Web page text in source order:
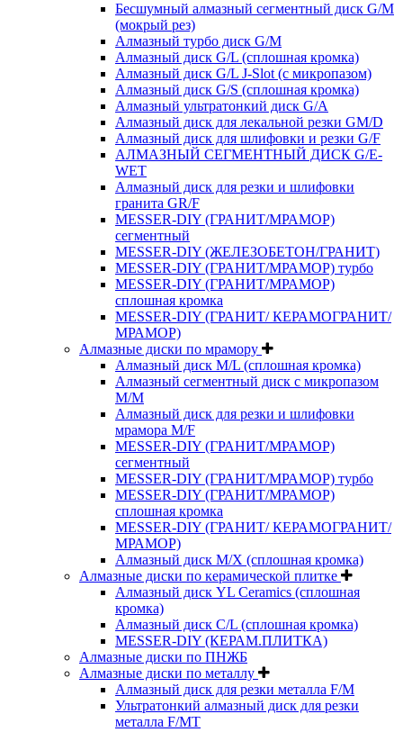
Бесшумный алмазный сегментный диск G/M
(мокрый рез)
Алмазный турбо диск G/M
Алмазный диск G/L (сплошная кромка)
Алмазный диск G/L J-Slot (с микропазом)
Алмазный диск G/S (сплошная кромка)
Алмазный ультратонкий диск G/A
Алмазный диск для лекальной резки GM/D
Алмазный диск для шлифовки и резки G/F
АЛМАЗНЫЙ СЕГМЕНТНЫЙ ДИСК G/E-
WET
Алмазный диск для резки и шлифовки
гранита GR/F
MESSER-DIY (ГРАНИТ/МРАМОР)
сегментный
MESSER-DIY (ЖЕЛЕЗОБЕТОН/ГРАНИТ)
MESSER-DIY (ГРАНИТ/МРАМОР) турбо
MESSER-DIY (ГРАНИТ/МРАМОР)
сплошная кромка
MESSER-DIY (ГРАНИТ/ КЕРАМОГРАНИТ/
МРАМОР)
Алмазные диски по мрамору
Алмазный диск M/L (сплошная кромка)
Алмазный сегментный диск с микропазом
M/M
Алмазный диск для резки и шлифовки
мрамора M/F
MESSER-DIY (ГРАНИТ/МРАМОР)
сегментный
MESSER-DIY (ГРАНИТ/МРАМОР) турбо
MESSER-DIY (ГРАНИТ/МРАМОР)
сплошная кромка
MESSER-DIY (ГРАНИТ/ КЕРАМОГРАНИТ/
МРАМОР)
Алмазный диск M/X (сплошная кромка)
Алмазные диски по керамической плитке
Алмазный диск YL Ceramics (сплошная
кромка)
Алмазный диск C/L (сплошная кромка)
MESSER-DIY (КЕРАМ.ПЛИТКА)
Алмазные диски по ПНЖБ
Алмазные диски по металлу
Алмазный диск для резки металла F/M
Ультратонкий алмазный диск для резки
металла F/MT